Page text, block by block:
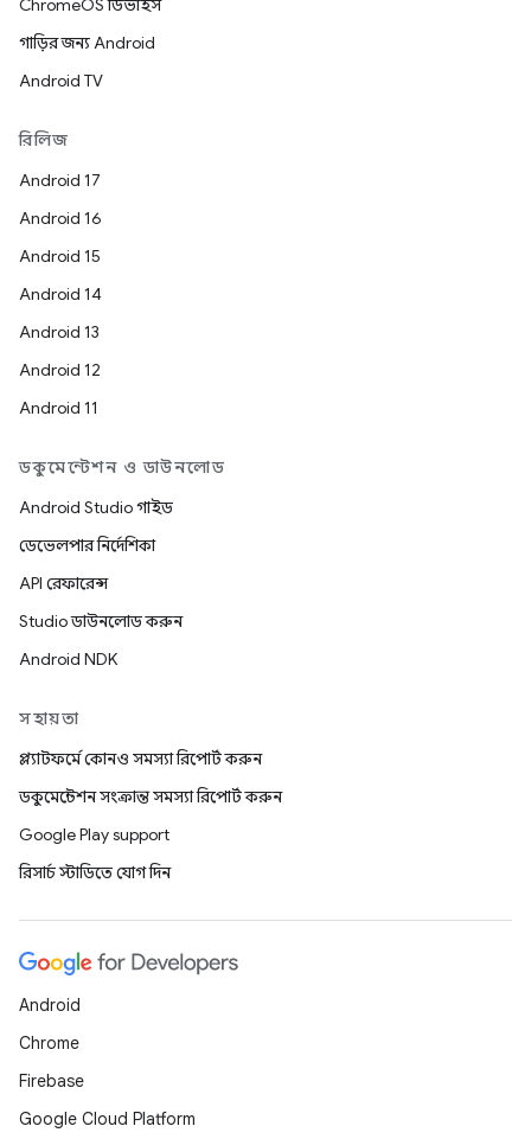
ChromeOS ডিভাইস
গাড়ির জন্য Android
Android TV
রিলিজ
Android 17
Android 16
Android 15
Android 14
Android 13
Android 12
Android 11
ডকুমেন্টেশন ও ডাউনলোড
Android Studio গাইড
ডেভেলপার নির্দেশিকা
API রেফারেন্স
Studio ডাউনলোড করুন
Android NDK
সহায়তা
প্ল্যাটফর্মে কোনও সমস্যা রিপোর্ট করুন
ডকুমেন্টেশন সংক্রান্ত সমস্যা রিপোর্ট করুন
Google Play support
রিসার্চ স্টাডিতে যোগ দিন
Android
Chrome
Firebase
Google Cloud Platform